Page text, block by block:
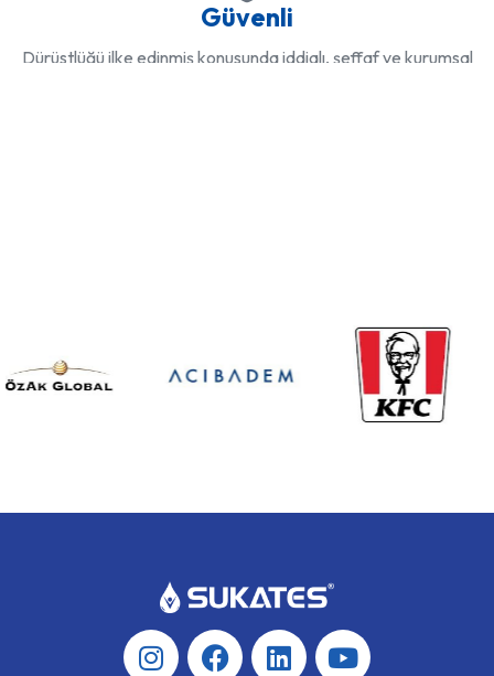
Güvenli
Dürüstlüğü ilke edinmiş konusunda iddialı, şeffaf ve kurumsal